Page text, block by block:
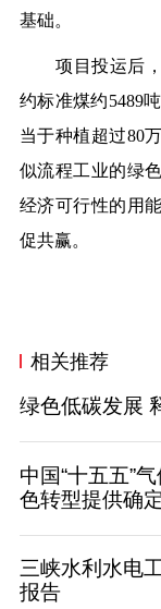
基础。
项目投运后，
约标准煤约5489
当于种植超过80
似流程工业的绿
经济可行性的用
促共赢。
相关推荐
绿色低碳发展
中国“十五五”
色转型提供确
三峡水利水电
报告